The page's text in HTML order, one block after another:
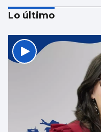
Las Cíes pasan
las 1.215 de este
Lo último